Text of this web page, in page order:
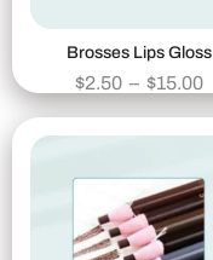
Brosses Lips Gloss
$2.50 – $15.00